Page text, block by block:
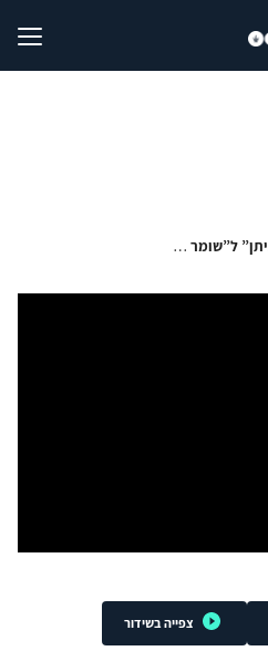
מ”צוק איתן” ל”שומר החומות": שבויים ונעדרים, ירי תלול מסלול, האתגר התת-קרקעי
צפייה בשידור